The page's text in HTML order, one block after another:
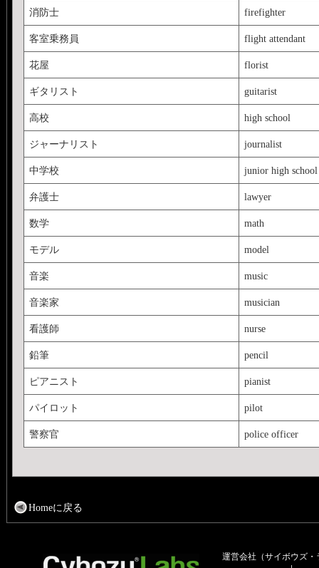
消防士 firefighter
客室乗務員 flight attendant
花屋 florist
ギタリスト guitarist
高校 high school
ジャーナリスト journalist
中学校 junior high school
弁護士 lawyer
数学 math
モデル model
音楽 music
音楽家 musician
看護師 nurse
鉛筆 pencil
ピアニスト pianist
パイロット pilot
警察官 police officer
Homeに戻る
運営会社（サイボウズ・